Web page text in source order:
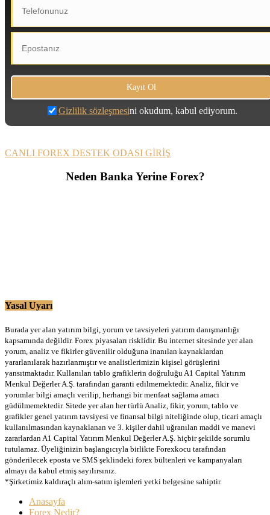
Gizlilik sözleşmesini okudum, kabul ediyorum.
CANLI FOREX DESTEK ODASI GİRİŞ
Neden Banka Yerine Forex?
Yasal Uyarı
Burada yer alan yatırım bilgi, yorum ve tavsiyeleri yatırım danışmanlığı
kapsamında değildir. Forex piyasaları risklidir. Bu internet sitesinde yer alan
yorum, analiz ve fikirler güvenilir olduğuna inanılan kaynaklardan
yararlanılarak hazırlanmıştır ve analistlerimizin kişisel görüşlerini
yansıtmaktadır. Kullanılan tablo grafiklerin doğruluğu A1 Capital Yatırım
Menkul Değerler A.Ş. tarafından garanti edilmemektedir. Analiz, fikir ve
yorumlar bilgi amaçlı verilip, herhangi bir menfaat sağlama amacı
güdülmemektedir. Sitede yer alan her türlü Analiz, fikir, yorum, tablo ve
grafikler genel yatırım tavsiyesi ve finansal bilgi niteliğinde olup, ticari amaçlı
kullanılmasından kaynaklanan ve 3. kişiler dahil uğranılan maddi ve manevi
zararlardan A1 Capital Yatırım Menkul Değerler A.Ş. hiçbir şekilde sorumlu
tutulamaz. Üyeliğinizin başlangıcıyla birlikte Forexkocu tarafından
gönderilecek eposta ve SMS şeklindeki forex bültenleri ve kampanyaları
almayı da kabul etmiş sayılırsınız.
*Şirketimiz kaldıraçlı alım-satım işlemleri yetki belgesine sahiptir.
Anasayfa
Forex Nedir?